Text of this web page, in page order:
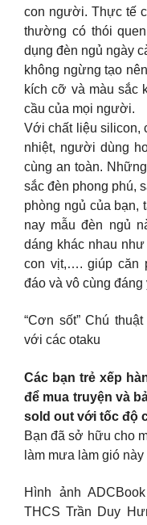
con người. Thực tế
thường có thói
dụng đèn ngủ ngày
không ngừng tạo
kích cỡ và màu sắc
cầu của mọi người.
Với chất liệu silicon,
nhiệt, người dùng
cùng an toàn.
sắc đèn phong phú,
phòng ngủ của bạn,
nay mẫu đèn ngủ
dáng khác nhau
con vịt,…. giúp căn
đáo và vô cùng đáng
“Cơn sốt” Chú
với các otaku
Các bạn trẻ xếp
để mua truyện và
sold out với tốc độ
Bạn đã sở hữu cho
làm mưa làm gió
Hình ảnh
THCS Trần Duy